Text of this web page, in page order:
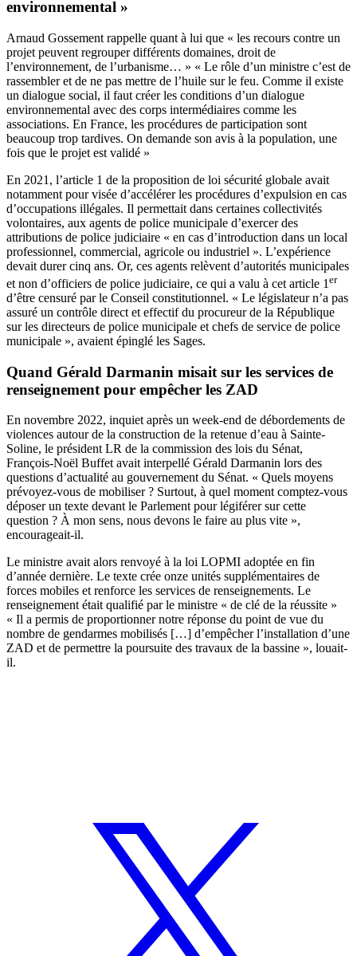
environnemental »
Arnaud Gossement rappelle quant à lui que « les recours contre un
projet peuvent regrouper différents domaines, droit de
l’environnement, de l’urbanisme… » « Le rôle d’un ministre c’est de
rassembler et de ne pas mettre de l’huile sur le feu. Comme il existe
un dialogue social, il faut créer les conditions d’un dialogue
environnemental avec des corps intermédiaires comme les
associations. En France, les procédures de participation sont
beaucoup trop tardives. On demande son avis à la population, une
fois que le projet est validé »
En 2021, l’article 1 de la proposition de loi sécurité globale avait
notamment pour visée d’accélérer les procédures d’expulsion en cas
d’occupations illégales. Il permettait dans certaines collectivités
volontaires, aux agents de police municipale d’exercer des
attributions de police judiciaire « en cas d’introduction dans un local
professionnel, commercial, agricole ou industriel ». L’expérience
devait durer cinq ans. Or, ces agents relèvent d’autorités municipales
et non d’officiers de police judiciaire, ce qui a valu à cet article 1 er
d’être censuré par le Conseil constitutionnel. « Le législateur n’a pas
assuré un contrôle direct et effectif du procureur de la République
sur les directeurs de police municipale et chefs de service de police
municipale », avaient épinglé les Sages.
Quand Gérald Darmanin misait sur les services de
renseignement pour empêcher les ZAD
En novembre 2022, inquiet après un week-end de débordements de
violences autour de la construction de la retenue d’eau à Sainte-
Soline, le président LR de la commission des lois du Sénat,
François-Noël Buffet avait interpellé Gérald Darmanin lors des
questions d’actualité au gouvernement du Sénat. « Quels moyens
prévoyez-vous de mobiliser ? Surtout, à quel moment comptez-vous
déposer un texte devant le Parlement pour légiférer sur cette
question ? À mon sens, nous devons le faire au plus vite »,
encourageait-il.
Le ministre avait alors renvoyé à la loi LOPMI adoptée en fin
d’année dernière. Le texte crée onze unités supplémentaires de
forces mobiles et renforce les services de renseignements. Le
renseignement était qualifié par le ministre « de clé de la réussite »
« Il a permis de proportionner notre réponse du point de vue du
nombre de gendarmes mobilisés […] d’empêcher l’installation d’une
ZAD et de permettre la poursuite des travaux de la bassine », louait-
il.